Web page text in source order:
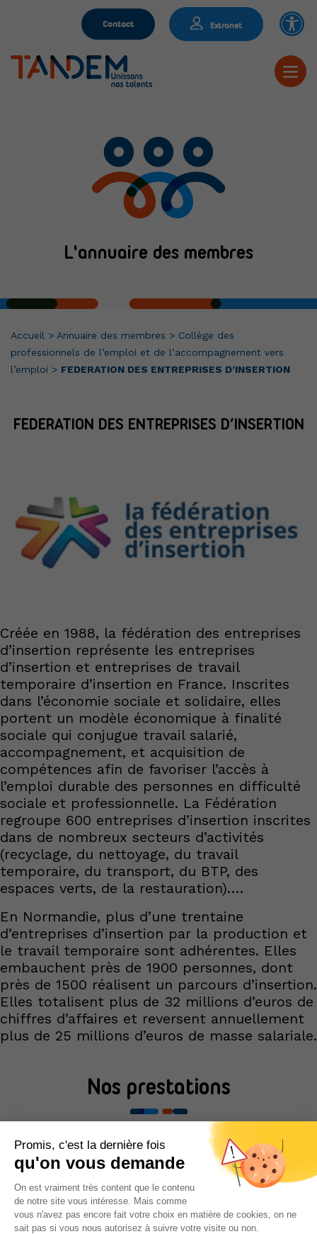
Contact Extranet
L'annuaire des membres
Accueil > Annuaire des membres > Collège des
professionnels de l’emploi et de l’accompagnement vers
l’emploi > FEDERATION DES ENTREPRISES D’INSERTION
FEDERATION DES ENTREPRISES D’INSERTION
Créée en 1988, la fédération des entreprises
d’insertion représente les entreprises
d’insertion et entreprises de travail
temporaire d’insertion en France. Inscrites
dans l’économie sociale et solidaire, elles
portent un modèle économique à finalité
sociale qui conjugue travail salarié,
accompagnement, et acquisition de
compétences afin de favoriser l’accès à
l’emploi durable des personnes en difficulté
sociale et professionnelle. La Fédération
regroupe 600 entreprises d’insertion inscrites
dans de nombreux secteurs d’activités
(recyclage, du nettoyage, du travail
temporaire, du transport, du BTP, des
espaces verts, de la restauration).…
En Normandie, plus d’une trentaine
d’entreprises d’insertion par la production et
le travail temporaire sont adhérentes. Elles
embauchent près de 1900 personnes, dont
près de 1500 réalisent un parcours d’insertion.
Elles totalisent plus de 32 millions d’euros de
chiffres d’affaires et reversent annuellement
plus de 25 millions d’euros de masse salariale.
Nos prestations
L’Assemblée Générale